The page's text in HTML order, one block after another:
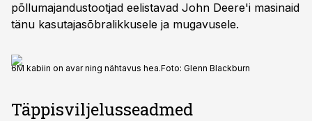
põllumajandustootjad eelistavad John Deere'i masinaid
tänu kasutajasõbralikkusele ja mugavusele.
6M kabiin on avar ning nähtavus hea.Foto: Glenn Blackburn
Täppisviljelusseadmed